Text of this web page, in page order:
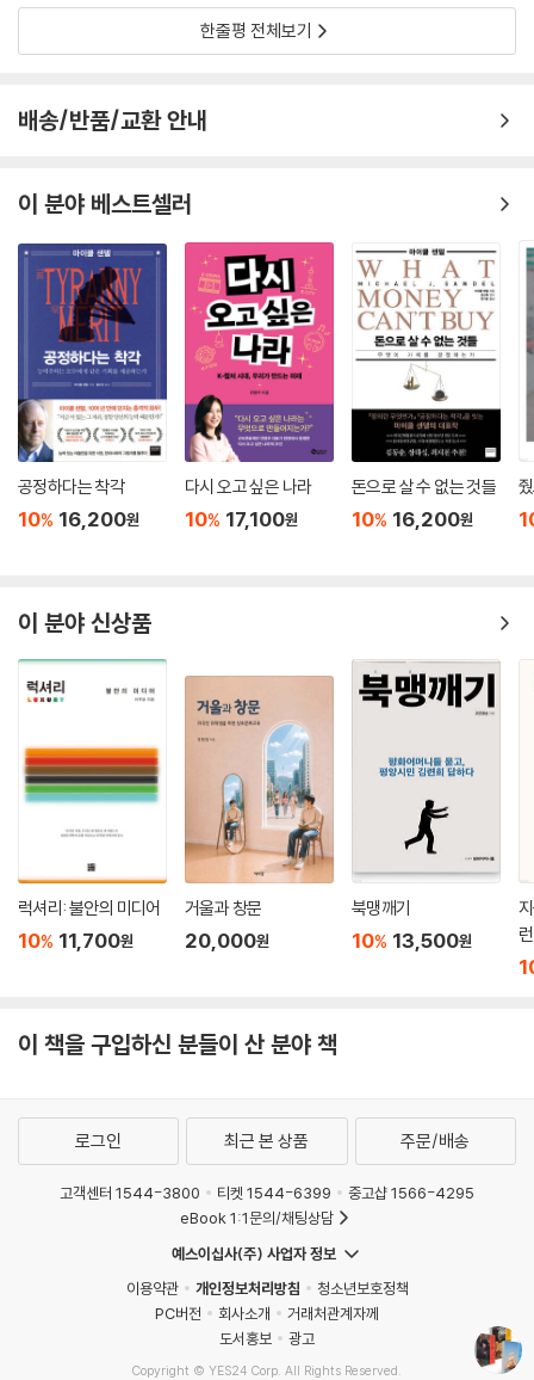
한줄평 전체보기
배송/반품/교환 안내
이 분야 베스트셀러
공정하다는 착각
10% 16,200원
다시 오고 싶은 나라
10% 17,100원
돈으로 살 수 없는 것들
10% 16,200원
이 분야 신상품
럭셔리: 불안의 미디어
10% 11,700원
거울과 창문
20,000원
북맹깨기
10% 13,500원
이 책을 구입하신 분들이 산 분야 책
로그인 최근 본 상품 주문/배송
고객센터 1544-3800 티켓 1544-6399
중고샵 1566-4295
eBook 1:1문의/채팅상담
예스이십사(주) 사업자 정보
이용약관
개인정보처리방침
청소년보호정책
PC버전
회사소개
거래처관계자께
도서홍보
광고
Copyright © YES24 Corp. All Rights Reserved.